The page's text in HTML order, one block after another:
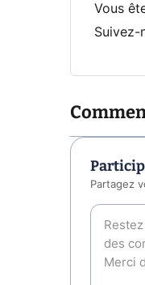
Vous
Suivez-
Partagez